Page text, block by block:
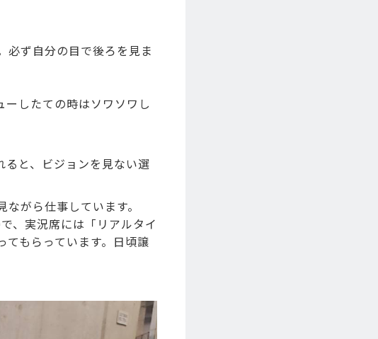
必ず自分の目で後ろを見ま
ーしたての時はソワソワし
と、ビジョンを見ない選
がら仕事しています。
、実況席には「リアルタイ
もらっています。日頃譲